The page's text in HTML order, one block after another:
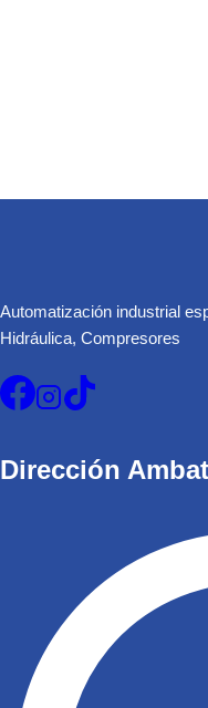
Automatización industrial
Hidráulica, Compresores
Dirección